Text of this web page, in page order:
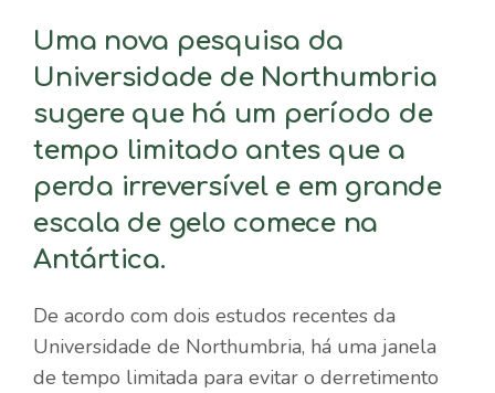
Uma nova pesquisa da
Universidade de Northumbria
sugere que há um período de
tempo limitado antes que a
perda irreversível e em grande
escala de gelo comece na
Antártica.
De acordo com dois estudos recentes da
Universidade de Northumbria, há uma janela
de tempo limitada para evitar o derretimento